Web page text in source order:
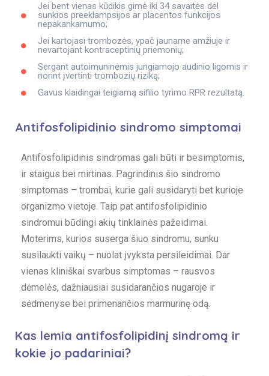
Jei bent vienas kūdikis gimė iki 34 savaitės dėl
sunkios preeklampsijos ar placentos funkcijos
nepakankamumo;
Jei kartojasi trombozės, ypač jauname amžiuje ir
nevartojant kontraceptinių priemonių;
Sergant autoimuninėmis jungiamojo audinio ligomis ir
norint įvertinti trombozių riziką;
Gavus klaidingai teigiamą sifilio tyrimo RPR rezultatą.
Antifosfolipidinio sindromo simptomai
Antifosfolipidinis sindromas gali būti ir besimptomis,
ir staigus bei mirtinas. Pagrindinis šio sindromo
simptomas – trombai, kurie gali susidaryti bet kurioje
organizmo vietoje. Taip pat antifosfolipidinio
sindromui būdingi akių tinklainės pažeidimai.
Moterims, kurios suserga šiuo sindromu, sunku
susilaukti vaikų – nuolat įvyksta persileidimai. Dar
vienas kliniškai svarbus simptomas – rausvos
dėmelės, dažniausiai susidarančios nugaroje ir
sėdmenyse bei primenančios marmurinę odą.
Kas lemia antifosfolipidinį sindromą ir
kokie jo padariniai?